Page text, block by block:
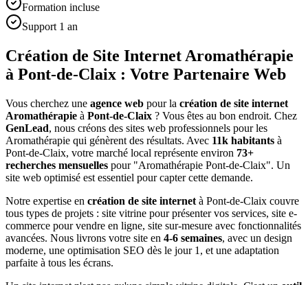
Formation incluse
Support 1 an
Création de Site Internet Aromathérapie
à Pont-de-Claix : Votre Partenaire Web
Vous cherchez une agence web pour la création de site internet
Aromathérapie à Pont-de-Claix ? Vous êtes au bon endroit. Chez
GenLead, nous créons des sites web professionnels pour les
Aromathérapie qui génèrent des résultats. Avec 11k habitants à
Pont-de-Claix, votre marché local représente environ 73+
recherches mensuelles pour "Aromathérapie Pont-de-Claix". Un
site web optimisé est essentiel pour capter cette demande.
Notre expertise en création de site internet à Pont-de-Claix couvre
tous types de projets : site vitrine pour présenter vos services, site e-
commerce pour vendre en ligne, site sur-mesure avec fonctionnalités
avancées. Nous livrons votre site en 4-6 semaines, avec un design
moderne, une optimisation SEO dès le jour 1, et une adaptation
parfaite à tous les écrans.